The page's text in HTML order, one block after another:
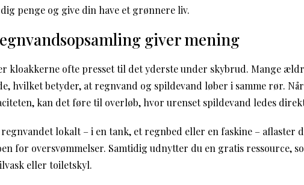
penge og give din have et grønnere liv.
giver mening
kloakkerne ofte presset til det yderste under skybrud. Mange
hvilket betyder, at regnvand og spildevand løber i samme rør.
kan det føre til overløb, hvor urenset spildevand ledes
regnvandet lokalt – i en tank, et regnbed eller en faskine – aflaster
for oversvømmelser. Samtidig udnytter du en gratis ressource,
eller toiletskyl.